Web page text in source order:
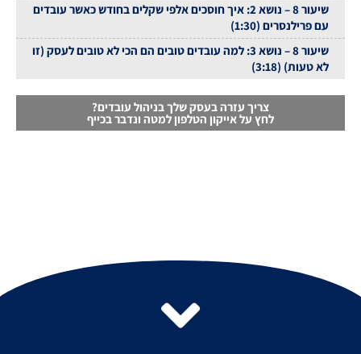
שיעור 8 – נושא 2: איך חוסכים אלפי שקלים בחודש כאשר עובדים
עם פרילנסרים (1:30)
שיעור 8 – נושא 3: למה עובדים טובים הם הכי לא טובים לעסק (זו
לא טעות) (3:18)
צריך עזרה בעסק שלך בניהול עובדים?
לחץ על אייקון הטלפון למטה ונדבר בכייף